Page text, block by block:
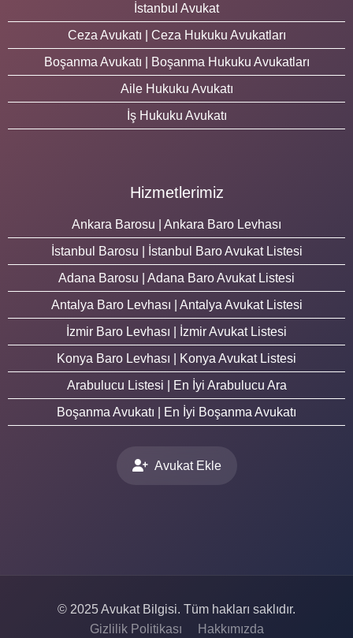
İstanbul Avukat
Ceza Avukatı | Ceza Hukuku Avukatları
Boşanma Avukatı | Boşanma Hukuku Avukatları
Aile Hukuku Avukatı
İş Hukuku Avukatı
Hizmetlerimiz
Ankara Barosu | Ankara Baro Levhası
İstanbul Barosu | İstanbul Baro Avukat Listesi
Adana Barosu | Adana Baro Avukat Listesi
Antalya Baro Levhası | Antalya Avukat Listesi
İzmir Baro Levhası | İzmir Avukat Listesi
Konya Baro Levhası | Konya Avukat Listesi
Arabulucu Listesi | En İyi Arabulucu Ara
Boşanma Avukatı | En İyi Boşanma Avukatı
Avukat Ekle
© 2025 Avukat Bilgisi. Tüm hakları saklıdır.
Gizlilik Politikası
Hakkımızda